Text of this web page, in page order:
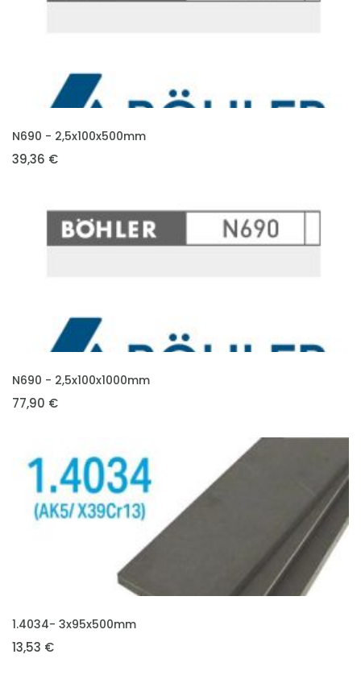
VLOŽIT DO KOŠÍKU
N690 - 2,5x100x500mm
39,36 €
VLOŽIT DO KOŠÍKU
N690 - 2,5x100x1000mm
77,90 €
VLOŽIT DO KOŠÍKU
1.4034- 3x95x500mm
13,53 €